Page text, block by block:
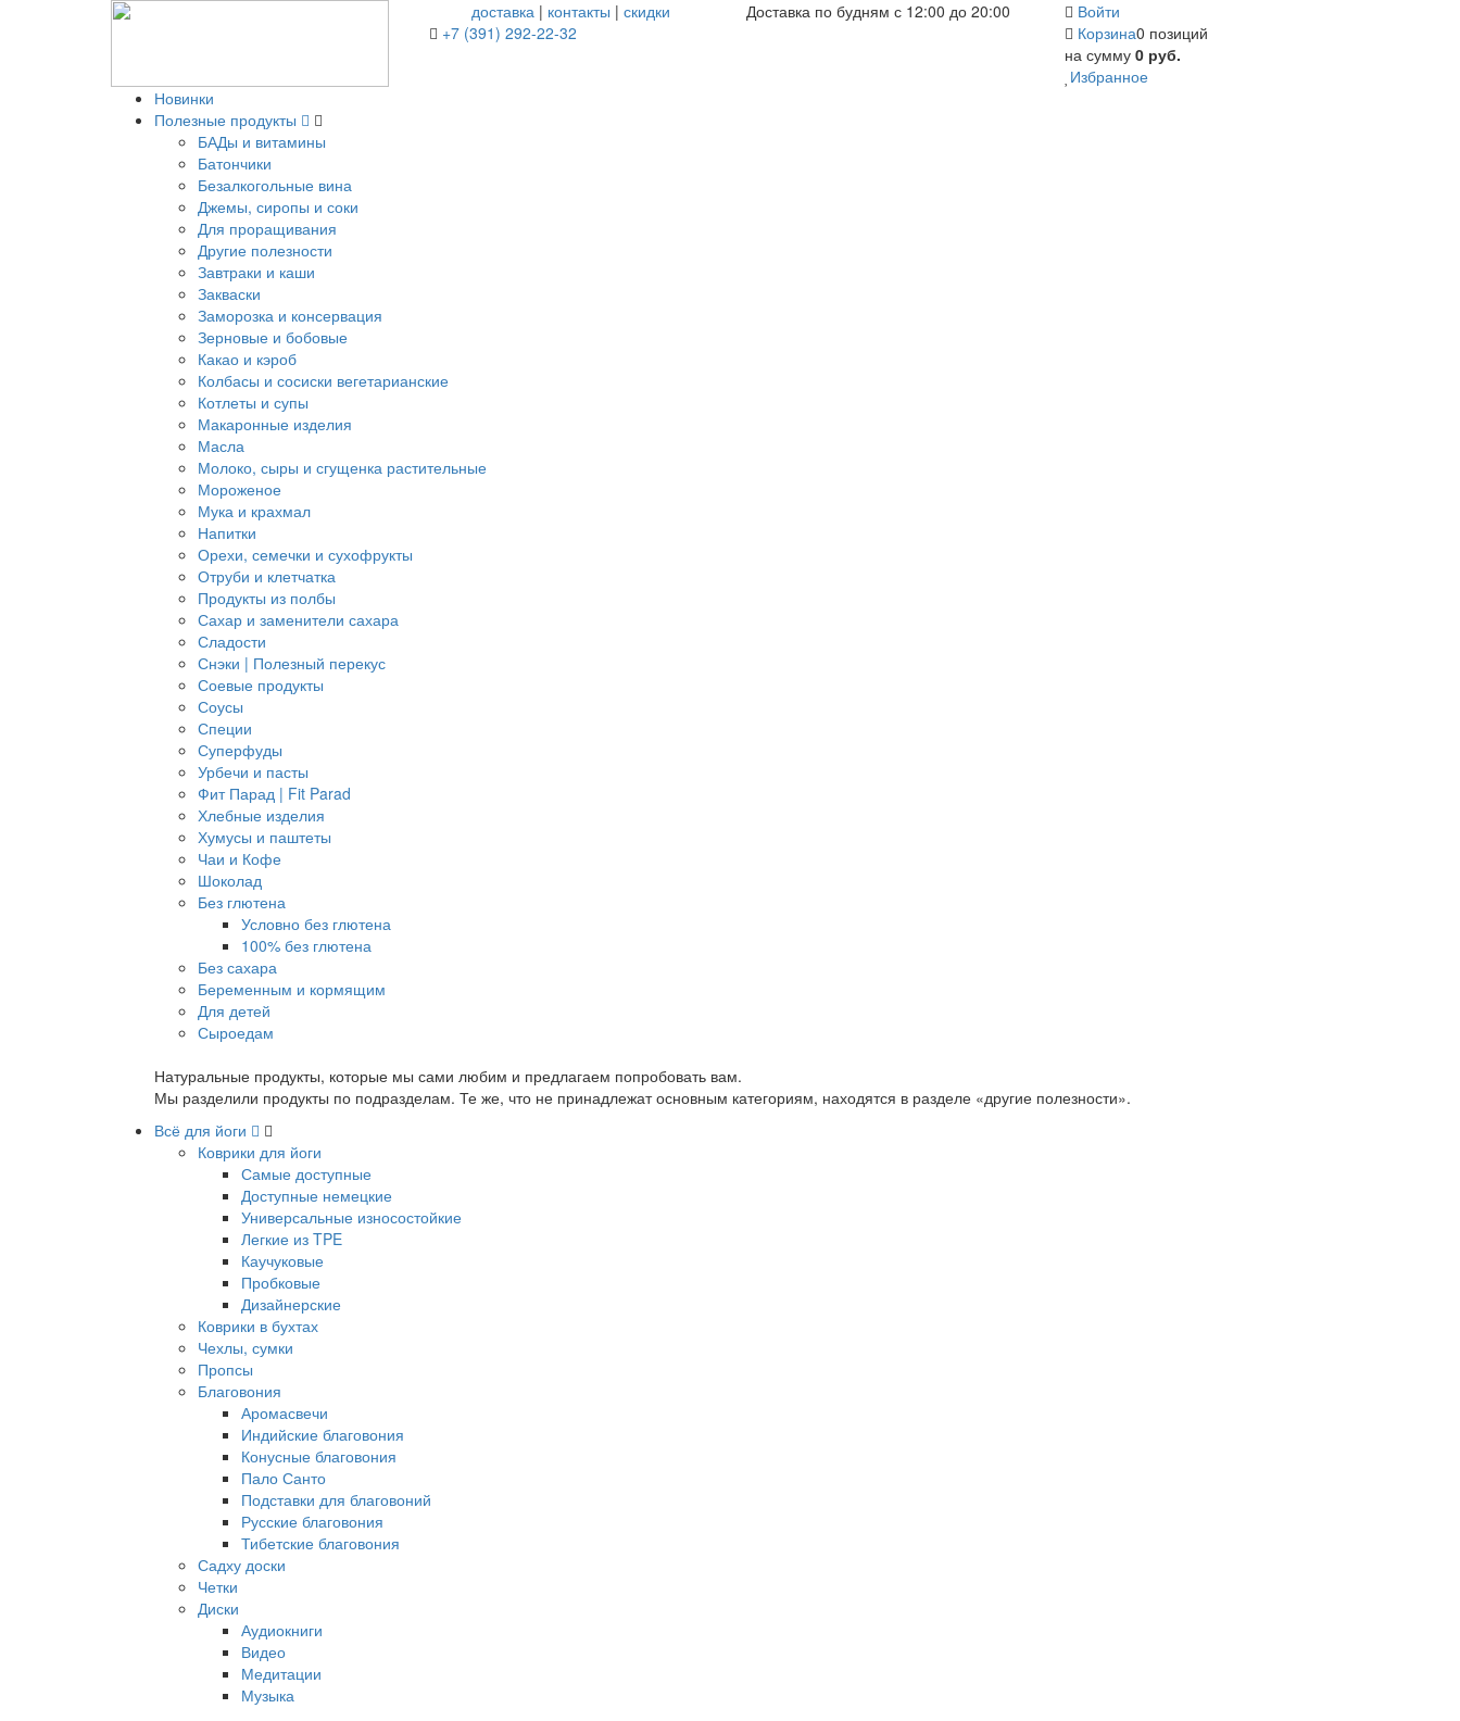
доставка | контакты |скидки
+7 (391) 292-22-32
Доставка по будням с 12:00 до 20:00
Войти
Корзина0 позиций
на сумму 0 руб.
Избранное
Новинки
Полезные продукты
БАДы и витамины
Батончики
Безалкогольные вина
Джемы, сиропы и соки
Для проращивания
Другие полезности
Завтраки и каши
Закваски
Заморозка и консервация
Зерновые и бобовые
Какао и кэроб
Колбасы и сосиски вегетарианские
Котлеты и супы
Макаронные изделия
Масла
Молоко, сыры и сгущенка растительные
Мороженое
Мука и крахмал
Напитки
Орехи, семечки и сухофрукты
Отруби и клетчатка
Продукты из полбы
Сахар и заменители сахара
Сладости
Снэки | Полезный перекус
Соевые продукты
Соусы
Специи
Суперфуды
Урбечи и пасты
Фит Парад | Fit Parad
Хлебные изделия
Хумусы и паштеты
Чаи и Кофе
Шоколад
Без глютена
Условно без глютена
100% без глютена
Без сахара
Беременным и кормящим
Для детей
Сыроедам
Натуральные продукты, которые мы сами любим и предлагаем попробовать вам.
Мы разделили продукты по подразделам. Те же, что не принадлежат основным категориям, находятся в разделе «другие полезности».
Всё для йоги
Коврики для йоги
Самые доступные
Доступные немецкие
Универсальные износостойкие
Легкие из TPE
Каучуковые
Пробковые
Дизайнерские
Коврики в бухтах
Чехлы, сумки
Пропсы
Благовония
Аромасвечи
Индийские благовония
Конусные благовония
Пало Санто
Подставки для благовоний
Русские благовония
Тибетские благовония
Садху доски
Четки
Диски
Аудиокниги
Видео
Медитации
Музыка